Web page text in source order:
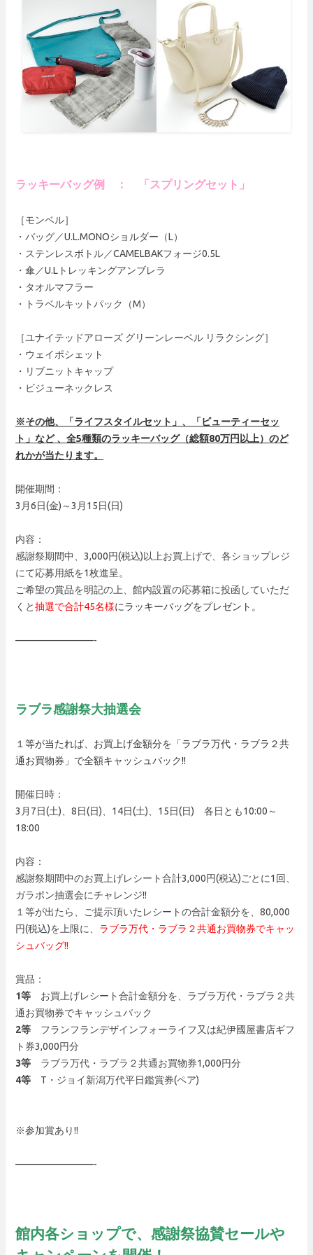
ラッキーバッグ例 ： 「スプリングセット」
［モンベル］
・バッグ／U.L.MONOショルダー（L）
・ステンレスボトル／CAMELBAKフォージ0.5L
・傘／U.Lトレッキングアンブレラ
・タオルマフラー
・トラベルキットパック（M）
［ユナイテッドアローズ グリーンレーベル リラクシング］
・ウェイポシェット
・リブニットキャップ
・ビジューネックレス
※その他、「ライフスタイルセット」、「ビューティーセッ
ト」など 、全5種類のラッキーバッグ（総額80万円以上）のど
れかが当たります。
開催期間：
3月6日(金)～3月15日(日)
内容：
感謝祭期間中、3,000円(税込)以上お買上げで、各ショップレジ
にて応募用紙を1枚進呈。
ご希望の賞品を明記の上、館内設置の応募箱に投函していただ
くと抽選で合計45名様にラッキーバッグをプレゼント。
————————-
ラブラ感謝祭大抽選会
１等が当たれば、お買上げ金額分を「ラブラ万代・ラブラ２共
通お買物券」で全額キャッシュバック!!
開催日時：
3月7日(土)、8日(日)、14日(土)、15日(日) 各日とも10:00～
18:00
内容：
感謝祭期間中のお買上げレシート合計3,000円(税込)ごとに1回、
ガラポン抽選会にチャレンジ!!
１等が出たら、ご提示頂いたレシートの合計金額分を、80,000
円(税込)を上限に、 ラブラ万代・ラブラ２共通お買物券でキャッ
シュバッグ!!
賞品：
1等 お買上げレシート合計金額分を、ラブラ万代・ラブラ２共
通お買物券でキャッシュバック
2等 フランフランデザインフォーライフ又は紀伊國屋書店ギフ
ト券3,000円分
3等 ラブラ万代・ラブラ２共通お買物券1,000円分
4等 T・ジョイ新潟万代平日鑑賞券(ペア)
※参加賞あり!!
————————-
館内各ショップで、感謝祭協賛セールや